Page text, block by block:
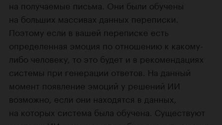
на получаемые письма. Они были обучены
на больших массивах данных переписки.
Поэтому если в вашей переписке есть
определенная эмоция по отношению к какому-
либо человеку, то это будет и в рекомендациях
системы при генерации ответов. На данный
момент появление эмоций у решений ИИ
возможно, если они находятся в данных,
на которых система была обучена. Существуют